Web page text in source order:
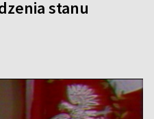
stanu